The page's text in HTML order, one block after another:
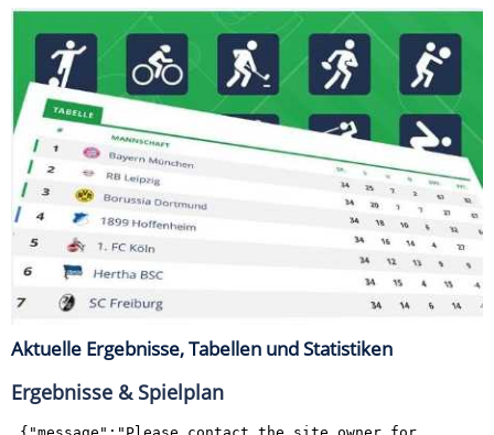
Aktuelle Ergebnisse, Tabellen und Statistiken
Ergebnisse & Spielplan